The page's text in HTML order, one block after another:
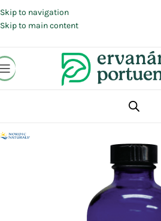
Skip to navigation
Skip to main content
Suplementos alimentares